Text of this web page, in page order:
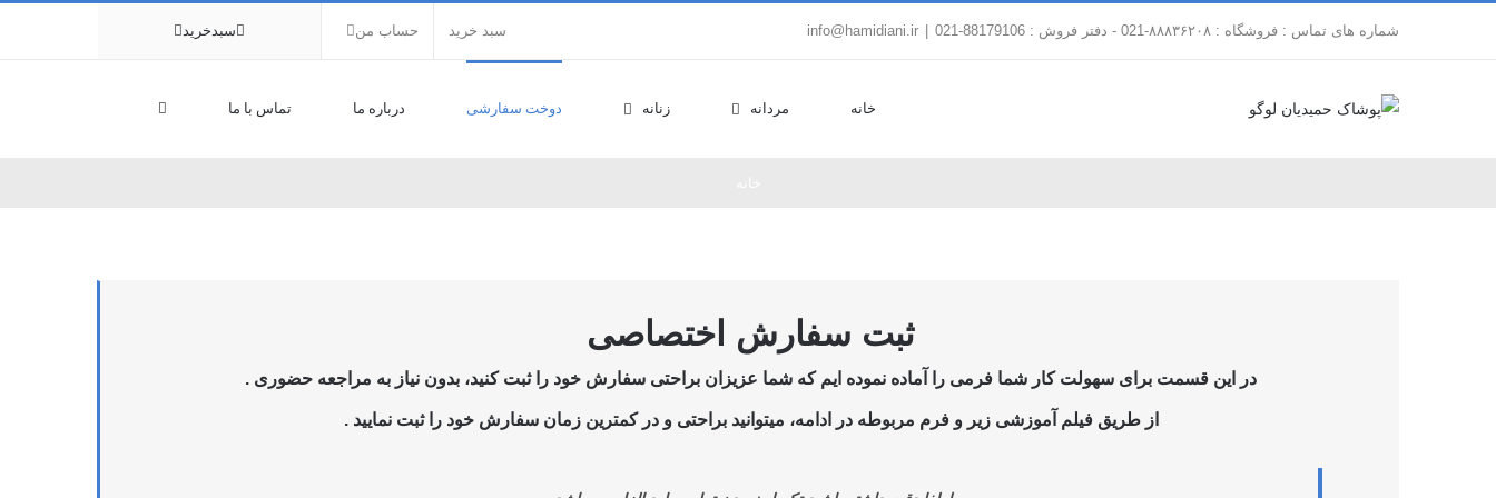
شماره های تماس : فروشگاه : ۸۸۸۳۶۲۰۸-021 - دفتر فروش : 88179106-021 info@hamidiani.ir سبد خرید حساب من سبدخرید
خانه مردانه زنانه دوخت سفارشی درباره ما تماس با ما
ثبت سفارش اختصاصی
در این قسمت برای سهولت کار شما فرمی را آماده نموده ایم که شما عزیزان براحتی سفارش خود را ثبت کنید، بدون نیاز به مراجعه حضوری .
از طریق فیلم آموزشی زیر و فرم مربوطه در ادامه، میتوانید براحتی و در کمترین زمان سفارش خود را ثبت نمایید .